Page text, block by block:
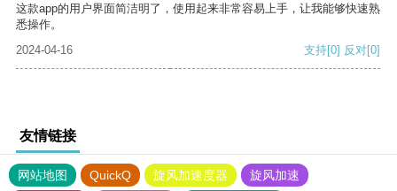
这款app的用户界面简洁明了，使用起来非常容易上手，让我能够快速熟
悉操作。
2024-04-16
支持[0] 反对[0]
友情链接
网站地图 QuickQ 旋风加速度器
旋风加速